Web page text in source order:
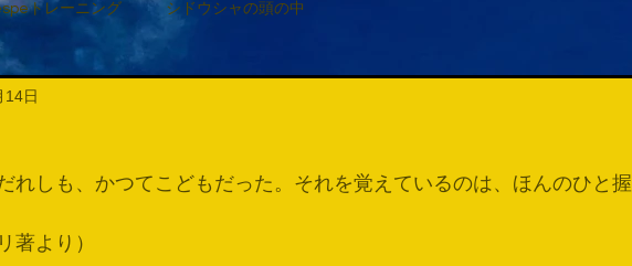
トレーニング シドウシャの頭の中
14日
れしも、かつてこどもだった。それを覚えているのは、ほんのひと握
著より）